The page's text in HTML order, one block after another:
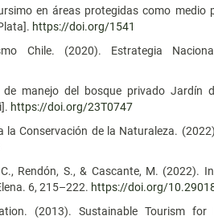
en áreas protegidas como
https://doi.org/1541
Chile. (2020). Estrategia
manejo del bosque privado
https://doi.org/23T0747
la Conservación de la Naturaleza.
C., Rendón, S., & Cascante, M.
6, 215–222. https://doi.org/
(2013). Sustainable Tourism